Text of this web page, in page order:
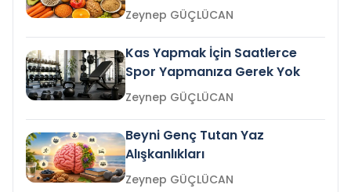
Zeynep GÜÇLÜCAN
Kas Yapmak İçin Saatlerce
Spor Yapmanıza Gerek Yok
Zeynep GÜÇLÜCAN
Beyni Genç Tutan Yaz
Alışkanlıkları
Zeynep GÜÇLÜCAN